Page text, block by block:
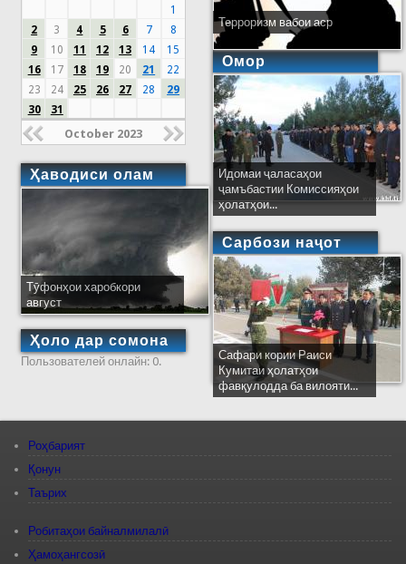
1
2
3 4 5 6 7
8
9
10 11 12 13 14
15
16
17 18 19 20 21
22
23
24 25 26 27 28
29
30
31
October 2023
Ҳаводиси олам
Тӯфонҳои харобкори
август
Ҳоло дар сомона
Пользователей онлайн: 0.
Терроризм вабои аср
Омор
Идомаи ҷаласаҳои
ҷамъбастии Комиссияҳои
ҳолатҳои...
Сарбози наҷот
Сафари кории Раиси
Кумитаи ҳолатҳои
фавқулодда ба вилояти...
Роҳбарият
Қонун
Таърих
Робитаҳои байналмилалӣ
Ҳамоҳангсозӣ